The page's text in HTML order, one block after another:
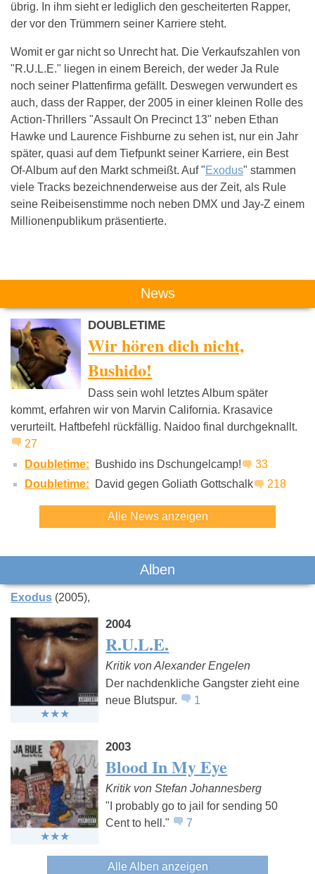
übrig. In ihm sieht er lediglich den gescheiterten Rapper,
der vor den Trümmern seiner Karriere steht.
Womit er gar nicht so Unrecht hat. Die Verkaufszahlen von
"R.U.L.E." liegen in einem Bereich, der weder Ja Rule
noch seiner Plattenfirma gefällt. Deswegen verwundert es
auch, dass der Rapper, der 2005 in einer kleinen Rolle des
Action-Thrillers "Assault On Precinct 13" neben Ethan
Hawke und Laurence Fishburne zu sehen ist, nur ein Jahr
später, quasi auf dem Tiefpunkt seiner Karriere, ein Best
Of-Album auf den Markt schmeißt. Auf "Exodus" stammen
viele Tracks bezeichnenderweise aus der Zeit, als Rule
seine Reibeisenstimme noch neben DMX und Jay-Z einem
Millionenpublikum präsentierte.
Das könnte Dich auch interessieren:
Samy Deluxe Bushido Kool
News
DOUBLETIME
Wir hören dich nicht,
Bushido!
Dass sein wohl letztes Album später
kommt, erfahren wir von Marvin California. Krasavice
verurteilt. Haftbefehl rückfällig. Naidoo final durchgeknallt.
27
Doubletime:
Bushido ins Dschungelcamp!
33
Doubletime:
David gegen Goliath Gottschalk 218
Alle News anzeigen
Alben
Exodus (2005)
2004
R.U.L.E.
Kritik von Alexander Engelen
Der nachdenkliche Gangster zieht eine
neue Blutspur.
1
2003
Blood In My Eye
Kritik von Stefan Johannesberg
"I probably go to jail for sending 50
Cent to hell."
7
Alle Alben anzeigen